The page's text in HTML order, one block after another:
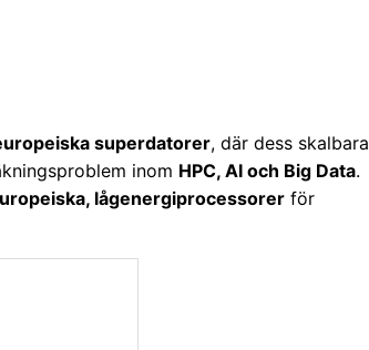
superdatorer, där dess skalbara
inom HPC, AI och Big Data.
lågenergiprocessorer för